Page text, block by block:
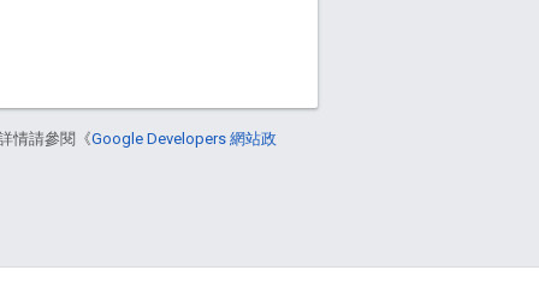
情請參閱《Google Developers 網站政